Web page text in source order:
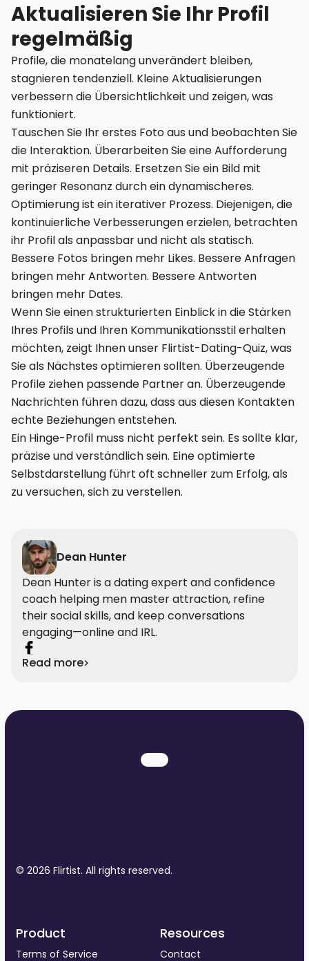
Aktualisieren Sie Ihr Profil
regelmäßig
Profile, die monatelang unverändert bleiben,
stagnieren tendenziell. Kleine Aktualisierungen
verbessern die Übersichtlichkeit und zeigen, was
funktioniert.
Tauschen Sie Ihr erstes Foto aus und beobachten Sie
die Interaktion. Überarbeiten Sie eine Aufforderung
mit präziseren Details. Ersetzen Sie ein Bild mit
geringer Resonanz durch ein dynamischeres.
Optimierung ist ein iterativer Prozess. Diejenigen, die
kontinuierliche Verbesserungen erzielen, betrachten
ihr Profil als anpassbar und nicht als statisch.
Bessere Fotos bringen mehr Likes. Bessere Anfragen
bringen mehr Antworten. Bessere Antworten
bringen mehr Dates.
Wenn Sie einen strukturierten Einblick in die Stärken
Ihres Profils und Ihren Kommunikationsstil erhalten
möchten, zeigt Ihnen unser Flirtist-Dating-Quiz, was
Sie als Nächstes optimieren sollten. Überzeugende
Profile ziehen passende Partner an. Überzeugende
Nachrichten führen dazu, dass aus diesen Kontakten
echte Beziehungen entstehen.
Ein Hinge-Profil muss nicht perfekt sein. Es sollte klar,
präzise und verständlich sein. Eine optimierte
Selbstdarstellung führt oft schneller zum Erfolg, als
zu versuchen, sich zu verstellen.
Dean Hunter
Dean Hunter is a dating expert and confidence
coach helping men master attraction, refine
their social skills, and keep conversations
engaging—online and IRL.
Read more
© 2026 Flirtist. All rights reserved.
Product
Terms of Service
Resources
Contact